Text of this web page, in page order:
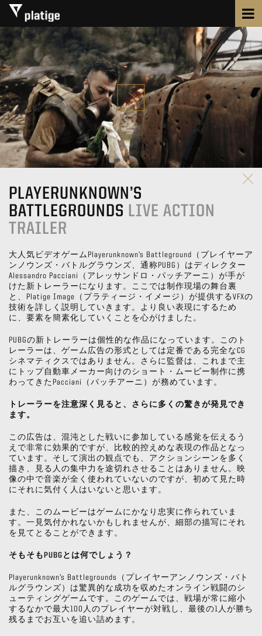
PLAYERUNKNOWN’S
BATTLEGROUNDS LIVE ACTION
TRAILER
大人気ビデオゲームPlayerunknown’s Battleground（プレイヤーア
ンノウンズ・バトルグラウンズ、通称PUBG）はディレクター
Alessandro Pacciani（アレッサンドロ・パッチアーニ）が手が
けた新トレーラーになります。ここでは制作現場の舞台裏
と、Platige Image（プラティージ・イメージ）が提供するVFXの
技術を詳しく説明していきます。より良い表現にするため
に、要素を簡素化していくことを心がけました。
PUBGの新トレーラーは個性的な作品になっています。このト
レーラーは、ゲーム広告の形式としては定番である完全なCG
シネマティクスではありません。さらに監督は、これまで主
にトップ自動車メーカー向けのショート・ムービー制作に携
わってきたPacciani（パッチアーニ）が務めています。
トレーラーを注意深く見ると、さらに多くの驚きが発見でき
ます。
この広告は、混沌とした戦いに参加している感覚を伝えるう
えで非常に効果的ですが、比較的控えめな表現の作品となっ
ています。そして演出の観点でも、アクションシーンを多く
描き、見る人の集中力を途切れさせることはありません。映
像の中で音楽が全く使われていないのですが、初めて見た時
にそれに気付く人はいないと思います。
また、このムービーはゲームにかなり忠実に作られていま
す。一見気付かれないかもしれませんが、細部の描写にそれ
を見てとることができます。
そもそもPUBGとは何でしょう？
Playerunknown’s Battlegrounds（プレイヤーアンノウンズ・バト
ルグラウンズ）は驚異的な成功を収めたオンライン戦闘のシ
ューティングゲームです。このゲームでは、戦場が常に縮小
するなかで最大100人のプレイヤーが対戦し、最後の1人が勝ち
残るまでお互いを追い詰めます。